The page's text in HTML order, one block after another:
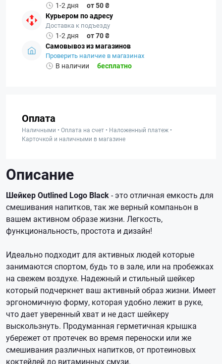
1-2 дня
от 50 ₴
Курьером по адресу
Доставка к подъезду
1-2 дня
от 70 ₴
Самовывоз из магазинов
Проверить наличие в магазинах
В наличии бесплатно
Оплата
Наличными • Оплата на счет • Наложенный платеж •
Карточкой и наличными в магазине
Описание
Шейкер Outlined Logo Black- это отличная емкость для
смешивания напитков, так же верный компаньон в
вашем активном образе жизни. Легкость,
функциональность, простота и дизайн!
Идеально подходит для активных людей которые
занимаются спортом, будь то в зале, или на пробежках
на свежем воздухе. Надежный и стильный шейкер
который подчеркнет ваш активный образ жизни. Имеет
эргономичную форму, которая удобно лежит в руке,
что дает уверенный хват и не даст шейкеру
выскользнуть. Продуманная герметичная крышка
убережет от протечек во время переноски или же
смешивания различных напитков, от протеиновых
коктейлей до витаминных смузи.